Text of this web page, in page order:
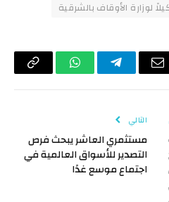
لوزارة الأوقاف بالشرقية
البريد
تيلقرام واتسابCopy
التالي
مستثمري العاشر يبحث فرص
التصدير للأسواق العالمية في
اجتماع موسع غدًا